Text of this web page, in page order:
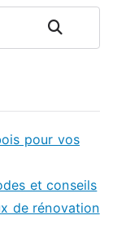
Rechercher
pour vos
et conseils
de rénovation